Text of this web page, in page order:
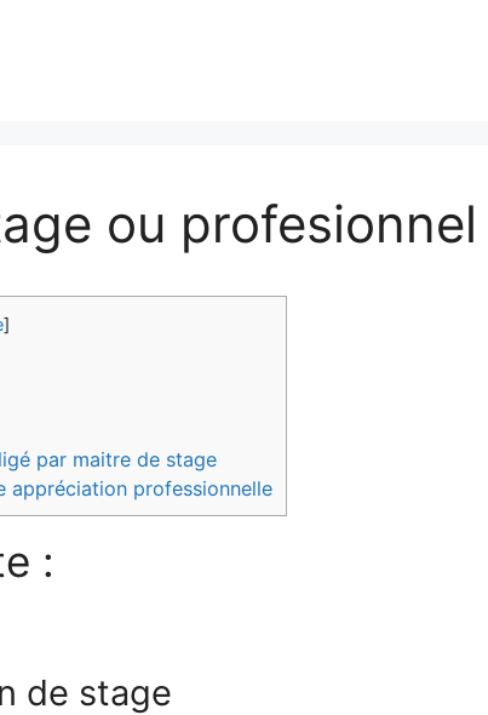
ou profesionnel
]
par maitre de stage
appréciation professionnelle
:
de stage